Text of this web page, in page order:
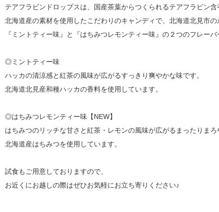
テアフラビンドロップスは、国産茶葉からつくられるテアフラビン
北海道産の素材を使用したこだわりのキャンディで、北海道北見
『ミントティー味』と『はちみつレモンティー味』の２つのフ
◎ミントティー味
ハッカの清涼感と紅茶の風味が広がるすっきり爽やかな味です。
北海道北見産和種ハッカの香料を使用しています。
◎はちみつレモンティー味【NEW】
はちみつのリッチな甘さと紅茶・レモンの風味が広がるまったり
北海道産はちみつを使用しています。
試食もご用意しておりますので、
お近くにお越しの際はぜひお気軽にお立ち寄りください♪